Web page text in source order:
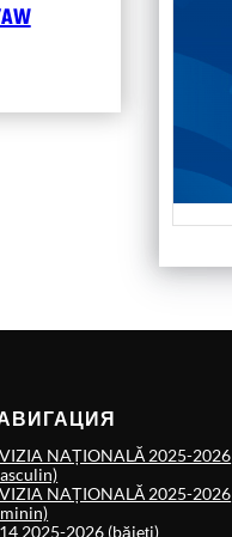
NAȚIONALĂ 2025-2026
NAȚIONALĂ 2025-2026
2025-2026 (băieți)